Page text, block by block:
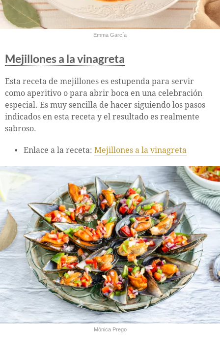
Emma García
Mejillones a la vinagreta
Esta receta de mejillones es estupenda para servir
como aperitivo o para abrir boca en una celebración
especial. Es muy sencilla de hacer siguiendo los pasos
indicados en esta receta y el resultado es realmente
sabroso.
Enlace a la receta: Mejillones a la vinagreta
Mónica Prego